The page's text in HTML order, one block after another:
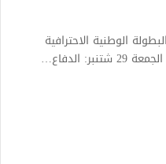
الوطنية الاحترافية
الدفاع…